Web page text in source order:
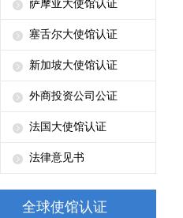
萨摩亚大使馆认证
塞舌尔大使馆认证
新加坡大使馆认证
外商投资公司公证
法国大使馆认证
法律意见书
全球使馆认证